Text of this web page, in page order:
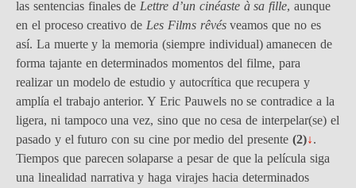
las sentencias finales de Lettre d’un cinéaste à sa fille, aunque
en el proceso creativo de Les Films rêvésveamos que no es
así. La muerte y la memoria (siempre individual) amanecen de
forma tajante en determinados momentos del filme, para
realizar un modelo de estudio y autocrítica que recupera y
amplía el trabajo anterior. Y Eric Pauwels no se contradice a la
ligera, ni tampoco una vez, sino que no cesa de interpelar(se) el
pasado y el futuro con su cine por medio del presente (2)↓.
Tiempos que parecen solaparse a pesar de que la película siga
una linealidad narrativa y haga virajes hacia determinados